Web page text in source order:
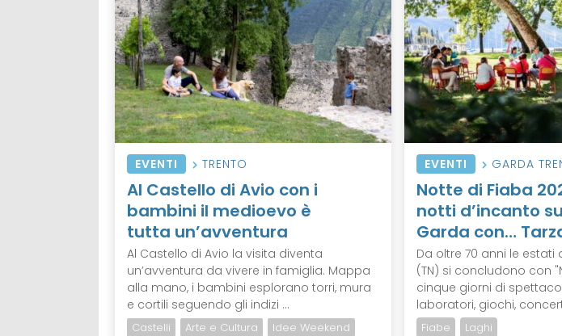
EVENTI TRENTO
Al Castello di Avio con i
bambini il medioevo è
tutta un’avventura
Al Castello di Avio la visita diventa
un’avventura da vivere in famiglia. Mappa
alla mano, i bambini esplorano torri, mura
e cortili seguendo gli indizi ...
Castelli Arte e Cultura Idee Weekend
EVENTI GARDA
Notte di Fiaba
notti d’incanto
Garda con…
Da oltre 70 anni le estati
(TN) si concludono con
cinque giorni di
laboratori, giochi,
Fiabe Laghi